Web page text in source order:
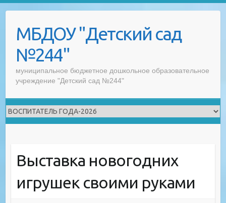
contentМБДОУ "Детский сад
№244"
муниципальное бюджетное дошкольное образовательное
учреждение "Детский сад №244"
Выставка новогодних
игрушек своими руками